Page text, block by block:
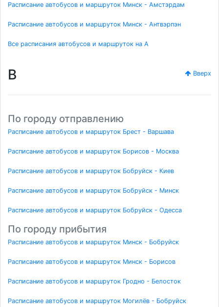
Расписание автобусов и маршруток Минск - Амстэрдам
Расписание автобусов и маршруток Минск - Антвэрпэн
Все расписания автобусов и маршруток на A
B Вверх
По городу отправлению
Расписание автобусов и маршруток Брест - Варшава
Расписание автобусов и маршруток Борисов - Москва
Расписание автобусов и маршруток Бобруйск - Киев
Расписание автобусов и маршруток Бобруйск - Минск
Расписание автобусов и маршруток Бобруйск - Одесса
По городу прибытия
Расписание автобусов и маршруток Минск - Бобруйск
Расписание автобусов и маршруток Минск - Борисов
Расписание автобусов и маршруток Гродно - Белосток
Расписание автобусов и маршруток Могилёв - Бобруйск